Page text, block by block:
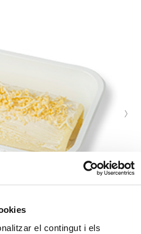
el contingut i els